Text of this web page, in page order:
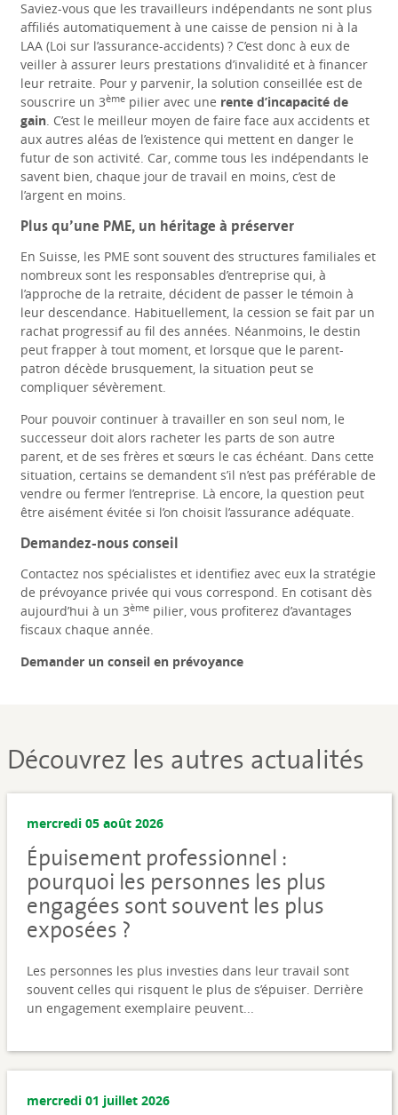
Saviez-vous que les travailleurs indépendants ne sont plus
affiliés automatiquement à une caisse de pension ni à la
LAA (Loi sur l’assurance-accidents) ? C’est donc à eux de
veiller à assurer leurs prestations d’invalidité et à financer
leur retraite. Pour y parvenir, la solution conseillée est de
souscrire un 3èmepilier avec une rente d’incapacité de
gain. C’est le meilleur moyen de faire face aux accidents et
aux autres aléas de l’existence qui mettent en danger le
futur de son activité. Car, comme tous les indépendants le
savent bien, chaque jour de travail en moins, c’est de
l’argent en moins.
Plus qu’une PME, un héritage à préserver
En Suisse, les PME sont souvent des structures familiales et
nombreux sont les responsables d’entreprise qui, à
l’approche de la retraite, décident de passer le témoin à
leur descendance. Habituellement, la cession se fait par un
rachat progressif au fil des années. Néanmoins, le destin
peut frapper à tout moment, et lorsque que le parent-
patron décède brusquement, la situation peut se
compliquer sévèrement.
Pour pouvoir continuer à travailler en son seul nom, le
successeur doit alors racheter les parts de son autre
parent, et de ses frères et sœurs le cas échéant. Dans cette
situation, certains se demandent s’il n’est pas préférable de
vendre ou fermer l’entreprise. Là encore, la question peut
être aisément évitée si l’on choisit l’assurance adéquate.
Demandez-nous conseil
Contactez nos spécialistes et identifiez avec eux la stratégie
de prévoyance privée qui vous correspond. En cotisant dès
aujourd’hui à un 3èmepilier, vous profiterez d’avantages
fiscaux chaque année.
Demander un conseil en prévoyance
Découvrez les autres actualités
mercredi 05 août 2026
Épuisement professionnel :
pourquoi les personnes les plus
engagées sont souvent les plus
exposées ?
Les personnes les plus investies dans leur travail sont
souvent celles qui risquent le plus de s’épuiser. Derrière
un engagement exemplaire peuvent...
mercredi 01 juillet 2026